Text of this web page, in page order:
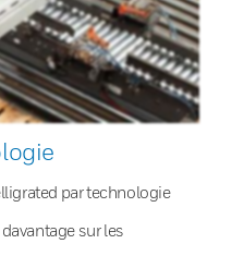
par technologie
sur les